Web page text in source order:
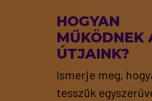
HOGYAN
MŰKÖDNEK
ÚTJAINK?
Ismerje meg,
tesszük